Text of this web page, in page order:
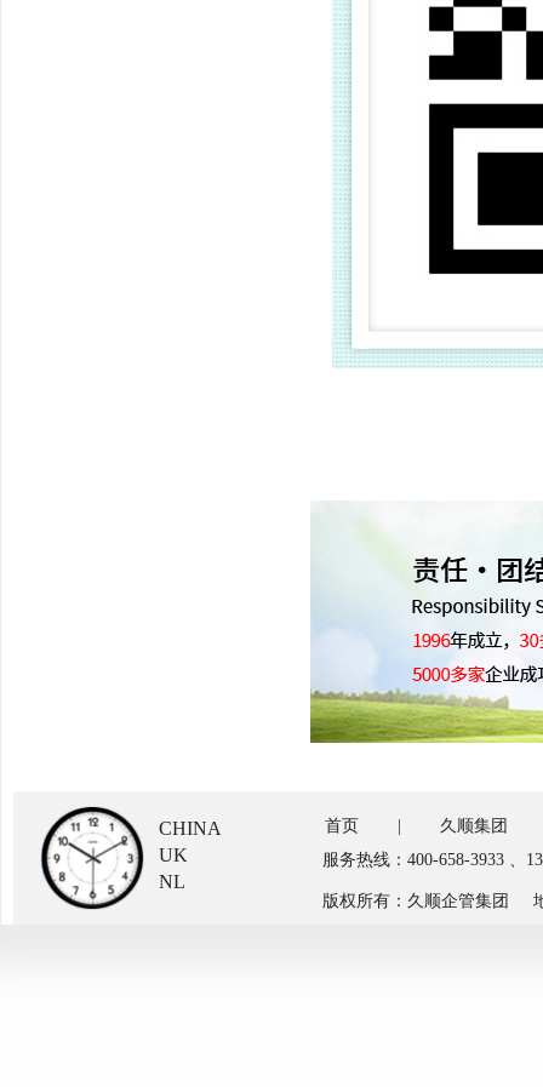
CHINA
UK
NL
首页
久顺集团
服务热线：400-658-3933
版权所有：久顺企管集团